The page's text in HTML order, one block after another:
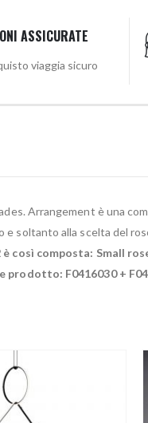
ASSICURATE
viaggia sicuro
Arrangement è una
e soltanto alla scelta del
così composta: Small
prodotto: F0416030 +